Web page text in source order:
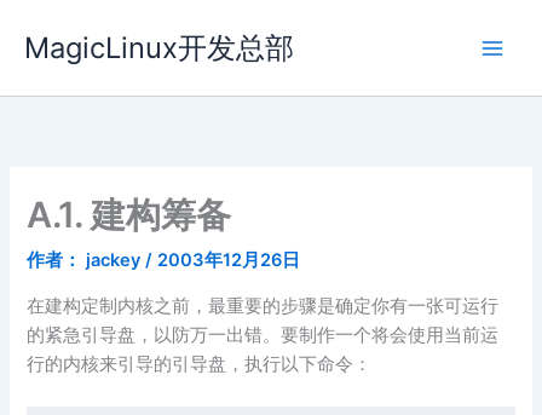
容
MagicLinux开发总部
A.1. 建构筹备
作者： jackey/ 2003年12月26日
在建构定制内核之前，最重要的步骤是确定你有一张可运行
的紧急引导盘，以防万一出错。要制作一个将会使用当前运
行的内核来引导的引导盘，执行以下命令：